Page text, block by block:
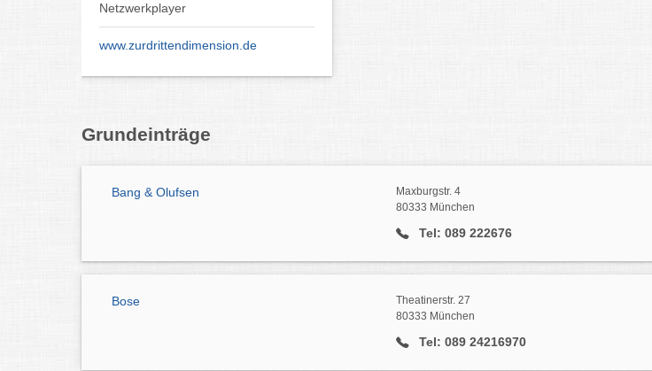
Netzwerkplayer
www.zurdrittendimension.de
Grundeinträge
Bang & Olufsen
Maxburgstr. 4
80333 München
Tel: 089 222676
Bose
Theatinerstr. 27
80333 München
Tel: 089 24216970